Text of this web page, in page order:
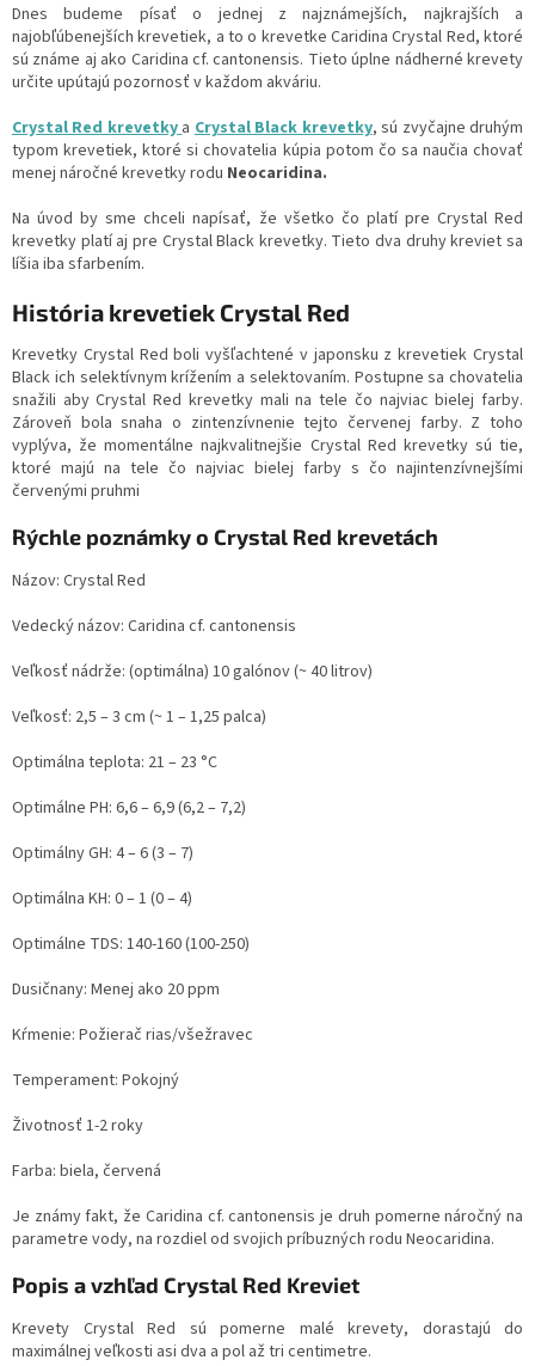
Dnes budeme písať o jednej z najznámejších, najkrajších a
najobľúbenejších krevetiek, a to o krevetke Caridina Crystal Red, ktoré
sú známe aj ako Caridina cf. cantonensis. Tieto úplne nádherné krevety
určite upútajú pozornosť v každom akváriu.
Crystal Red krevetky a Crystal Black krevetky, sú zvyčajne druhým
typom krevetiek, ktoré si chovatelia kúpia potom čo sa naučia chovať
menej náročné krevetky rodu Neocaridina.
Na úvod by sme chceli napísať, že všetko čo platí pre Crystal Red
krevetky platí aj pre Crystal Black krevetky. Tieto dva druhy kreviet sa
líšia iba sfarbením.
História krevetiek Crystal Red
Krevetky Crystal Red boli vyšľachtené v japonsku z krevetiek Crystal
Black ich selektívnym krížením a selektovaním. Postupne sa chovatelia
snažili aby Crystal Red krevetky mali na tele čo najviac bielej farby.
Zároveň bola snaha o zintenzívnenie tejto červenej farby. Z toho
vyplýva, že momentálne najkvalitnejšie Crystal Red krevetky sú tie,
ktoré majú na tele čo najviac bielej farby s čo najintenzívnejšími
červenými pruhmi
Rýchle poznámky o Crystal Red krevetách
Názov: Crystal Red
Vedecký názov: Caridina cf. cantonensis
Veľkosť nádrže: (optimálna) 10 galónov (~ 40 litrov)
Veľkosť: 2,5 – 3 cm (~ 1 – 1,25 palca)
Optimálna teplota: 21 – 23 °C
Optimálne PH: 6,6 – 6,9 (6,2 – 7,2)
Optimálny GH: 4 – 6 (3 – 7)
Optimálna KH: 0 – 1 (0 – 4)
Optimálne TDS: 140-160 (100-250)
Dusičnany: Menej ako 20 ppm
Kŕmenie: Požierač rias/všežravec
Temperament: Pokojný
Životnosť 1-2 roky
Farba: biela, červená
Je známy fakt, že Caridina cf. cantonensis je druh pomerne náročný na
parametre vody, na rozdiel od svojich príbuzných rodu Neocaridina.
Popis a vzhľad Crystal Red Kreviet
Krevety Crystal Red sú pomerne malé krevety, dorastajú do
maximálnej veľkosti asi dva a pol až tri centimetre.